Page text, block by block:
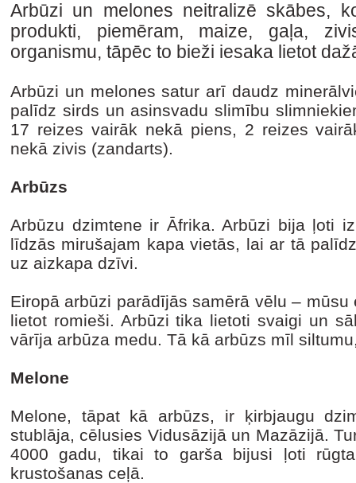
Arbūzi un melones neitralizē skābes,
produkti, piemēram, maize, gaļa,
organismu, tāpēc to bieži iesaka lietot
Arbūzi un melones satur arī daudz
palīdz sirds un asinsvadu slimību
17 reizes vairāk nekā piens, 2 reizes
nekā zivis (zandarts).
Arbūzs
Arbūzu dzimtene ir Āfrika. Arbūzi bija ļoti
līdzās mirušajam kapa vietās, lai ar tā
uz aizkapa dzīvi.
Eiropā arbūzi parādījās samērā vēlu –
lietot romieši. Arbūzi tika lietoti svaigi un
vārīja arbūza medu. Tā kā arbūzs mīl
Melone
Melone, tāpat kā arbūzs, ir ķirbjaugu
stublāja, cēlusies Vidusāzijā un Mazāzijā.
4000 gadu, tikai to garša bijusi ļoti
krustošanas ceļā.